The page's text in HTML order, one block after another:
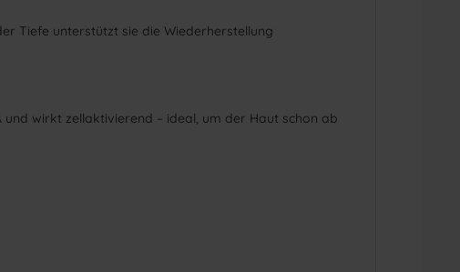
Tiefe unterstützt sie die Wiederherstellung
wirkt zellaktivierend – ideal, um der Haut schon ab